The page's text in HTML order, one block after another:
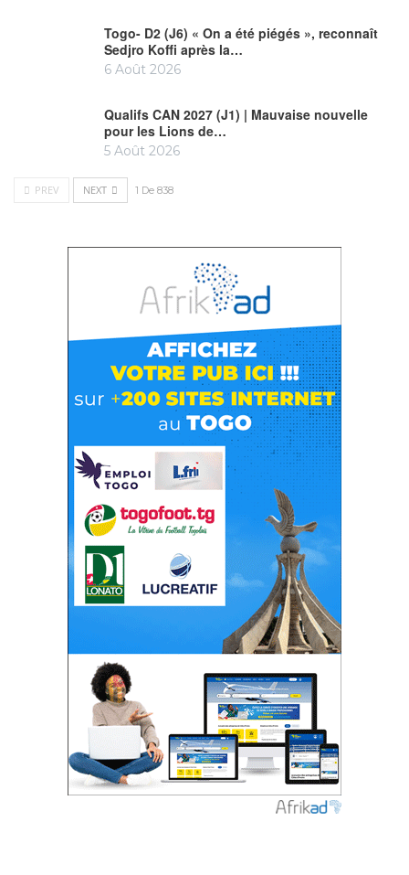
Togo- D2 (J6) « On a été piégés », reconnaît
Sedjro Koffi après la…
6 Août 2026
Qualifs CAN 2027 (J1) | Mauvaise nouvelle
pour les Lions de…
5 Août 2026
PREV NEXT 1 De 838